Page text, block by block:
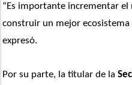
“Es importante incrementar
construir un mejor ecosistema
expresó.
Por su parte, la titular de la